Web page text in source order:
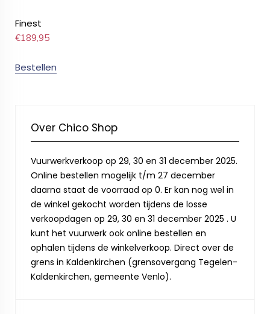
Finest
€189,95
Bestellen
Over Chico Shop
Vuurwerkverkoop op 29, 30 en 31 december 2025.
Online bestellen mogelijk t/m 27 december
daarna staat de voorraad op 0. Er kan nog wel in
de winkel gekocht worden tijdens de losse
verkoopdagen op 29, 30 en 31 december 2025 . U
kunt het vuurwerk ook online bestellen en
ophalen tijdens de winkelverkoop. Direct over de
grens in Kaldenkirchen (grensovergang Tegelen-
Kaldenkirchen, gemeente Venlo).